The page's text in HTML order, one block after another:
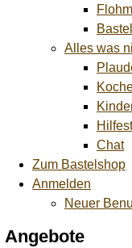
Alles was
Chat
Zum Bastelshop
Anmelden
Neuer
Angebote